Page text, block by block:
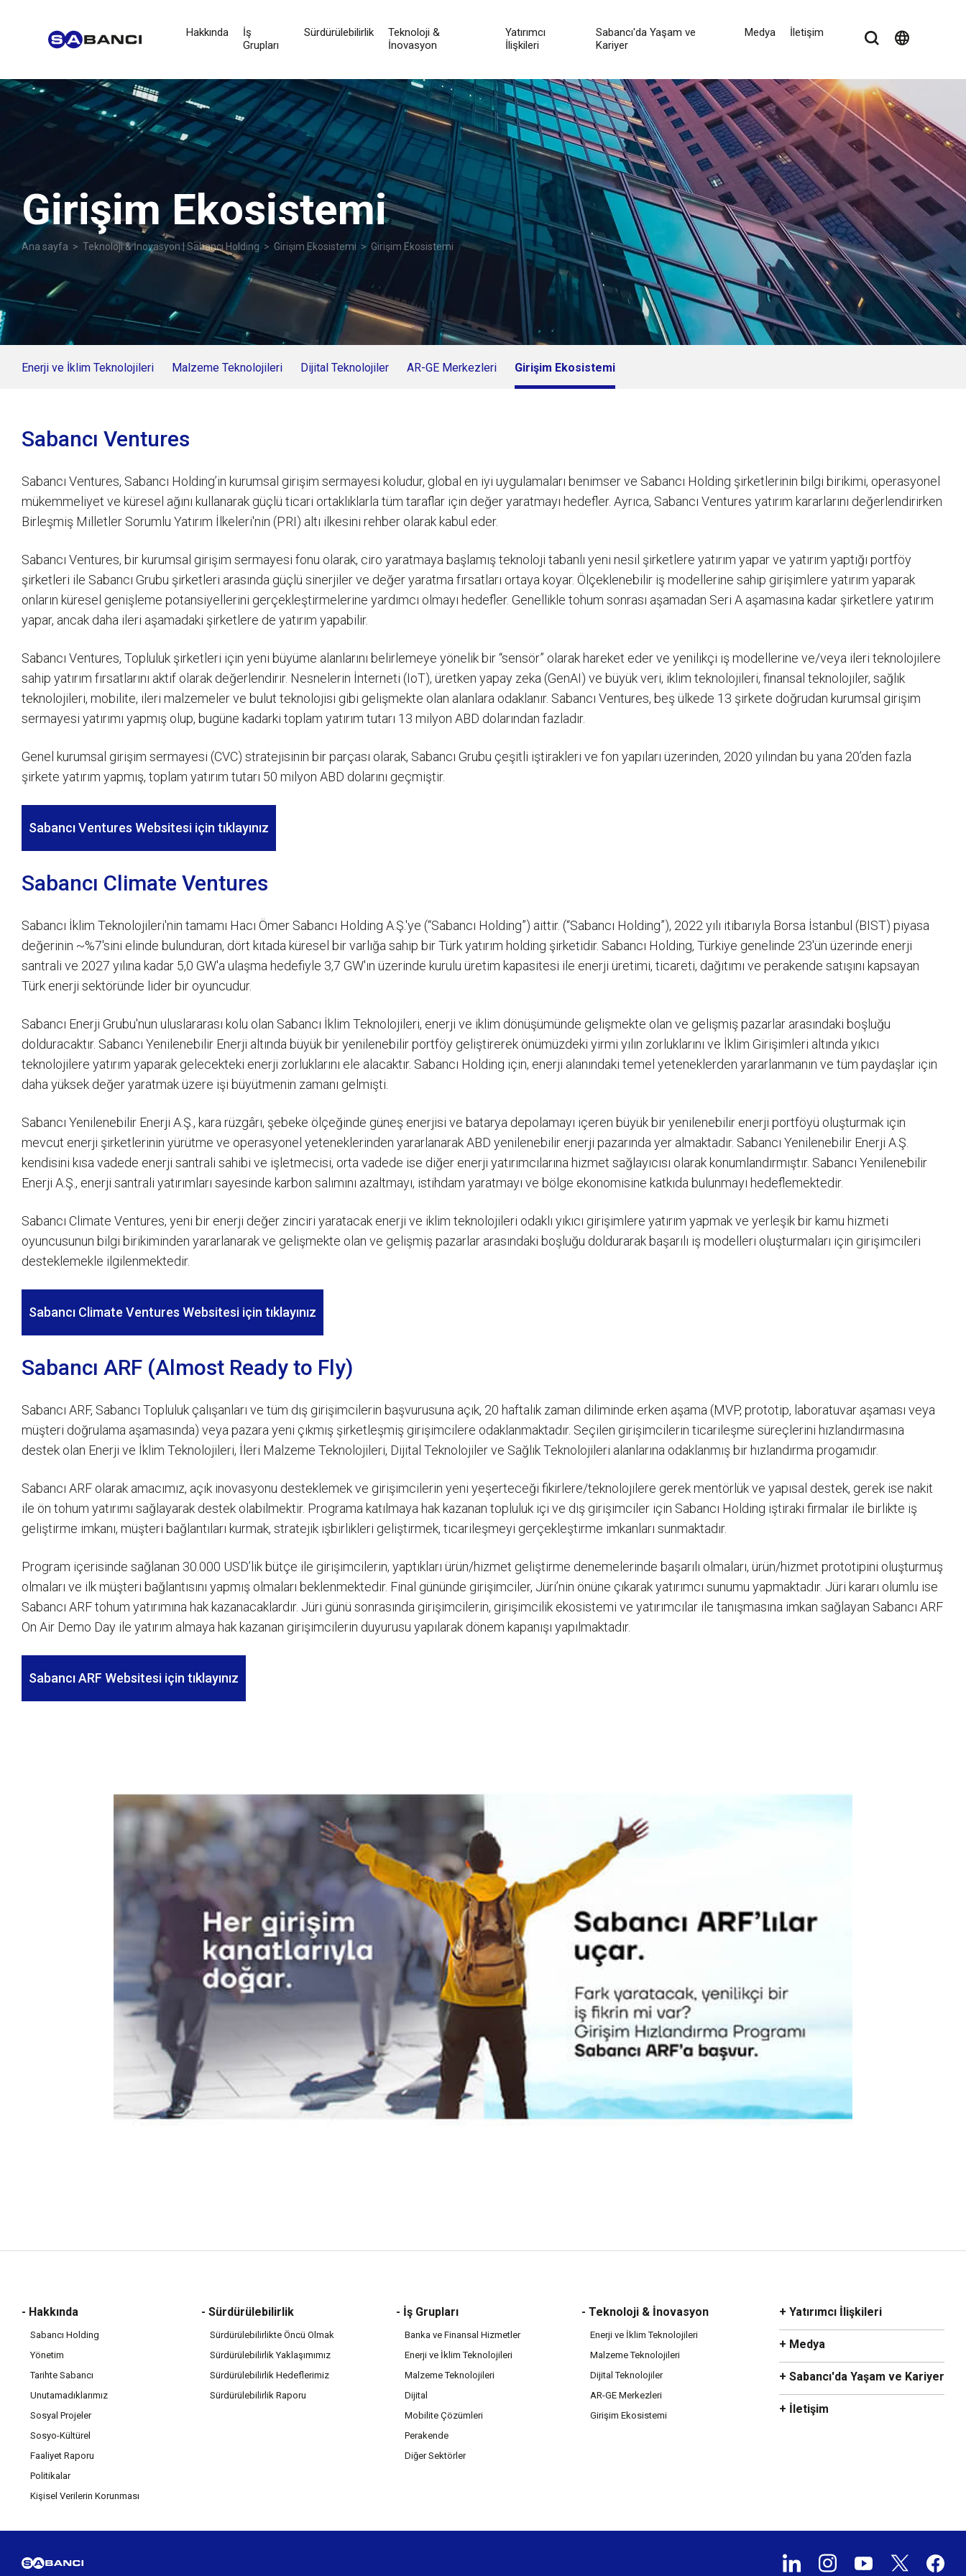
Hakkında
İş
Grupları
Sürdürülebilirlik
Teknoloji &
İnovasyon
Yatırımcı
İlişkileri
Sabancı'da Yaşam ve
Kariyer
Medya İletişim language
Girişim Ekosistemi
Ana sayfa > Teknoloji & İnovasyon | Sabancı Holding > Girişim Ekosistemi > Girişim Ekosistemi
Enerji ve İklim Teknolojileri Malzeme Teknolojileri Dijital Teknolojiler AR-GE Merkezleri Girişim Ekosistemi
Sabancı Ventures
Sabancı Ventures, Sabancı Holding’in kurumsal girişim sermayesi koludur, global en iyi uygulamaları benimser ve Sabancı Holding şirketlerinin bilgi birikimi, operasyonel
mükemmeliyet ve küresel ağını kullanarak güçlü ticari ortaklıklarla tüm taraflar için değer yaratmayı hedefler. Ayrıca, Sabancı Ventures yatırım kararlarını değerlendirirken
Birleşmiş Milletler Sorumlu Yatırım İlkeleri'nin (PRI) altı ilkesini rehber olarak kabul eder.
Sabancı Ventures, bir kurumsal girişim sermayesi fonu olarak, ciro yaratmaya başlamış teknoloji tabanlı yeni nesil şirketlere yatırım yapar ve yatırım yaptığı portföy
şirketleri ile Sabancı Grubu şirketleri arasında güçlü sinerjiler ve değer yaratma fırsatları ortaya koyar. Ölçeklenebilir iş modellerine sahip girişimlere yatırım yaparak
onların küresel genişleme potansiyellerini gerçekleştirmelerine yardımcı olmayı hedefler. Genellikle tohum sonrası aşamadan Seri A aşamasına kadar şirketlere yatırım
yapar, ancak daha ileri aşamadaki şirketlere de yatırım yapabilir.
Sabancı Ventures, Topluluk şirketleri için yeni büyüme alanlarını belirlemeye yönelik bir “sensör” olarak hareket eder ve yenilikçi iş modellerine ve/veya ileri teknolojilere
sahip yatırım fırsatlarını aktif olarak değerlendirir. Nesnelerin İnterneti (IoT), üretken yapay zeka (GenAI) ve büyük veri, iklim teknolojileri, finansal teknolojiler, sağlık
teknolojileri, mobilite, ileri malzemeler ve bulut teknolojisi gibi gelişmekte olan alanlara odaklanır. Sabancı Ventures, beş ülkede 13 şirkete doğrudan kurumsal girişim
sermayesi yatırımı yapmış olup, bugüne kadarki toplam yatırım tutarı 13 milyon ABD dolarından fazladır.
Genel kurumsal girişim sermayesi (CVC) stratejisinin bir parçası olarak, Sabancı Grubu çeşitli iştirakleri ve fon yapıları üzerinden, 2020 yılından bu yana 20’den fazla
şirkete yatırım yapmış, toplam yatırım tutarı 50 milyon ABD dolarını geçmiştir.
Sabancı Ventures Websitesi için tıklayınız
Sabancı Climate Ventures
Sabancı İklim Teknolojileri'nin tamamı Hacı Ömer Sabancı Holding A.Ş.'ye (“Sabancı Holding”) aittir. (“Sabancı Holding”), 2022 yılı itibarıyla Borsa İstanbul (BIST) piyasa
değerinin ~%7'sini elinde bulunduran, dört kıtada küresel bir varlığa sahip bir Türk yatırım holding şirketidir. Sabancı Holding, Türkiye genelinde 23'ün üzerinde enerji
santrali ve 2027 yılına kadar 5,0 GW'a ulaşma hedefiyle 3,7 GW'ın üzerinde kurulu üretim kapasitesi ile enerji üretimi, ticareti, dağıtımı ve perakende satışını kapsayan
Türk enerji sektöründe lider bir oyuncudur.
Sabancı Enerji Grubu'nun uluslararası kolu olan Sabancı İklim Teknolojileri, enerji ve iklim dönüşümünde gelişmekte olan ve gelişmiş pazarlar arasındaki boşluğu
dolduracaktır. Sabancı Yenilenebilir Enerji altında büyük bir yenilenebilir portföy geliştirerek önümüzdeki yirmi yılın zorluklarını ve İklim Girişimleri altında yıkıcı
teknolojilere yatırım yaparak gelecekteki enerji zorluklarını ele alacaktır. Sabancı Holding için, enerji alanındaki temel yeteneklerden yararlanmanın ve tüm paydaşlar için
daha yüksek değer yaratmak üzere işi büyütmenin zamanı gelmişti.
Sabancı Yenilenebilir Enerji A.Ş., kara rüzgârı, şebeke ölçeğinde güneş enerjisi ve batarya depolamayı içeren büyük bir yenilenebilir enerji portföyü oluşturmak için
mevcut enerji şirketlerinin yürütme ve operasyonel yeteneklerinden yararlanarak ABD yenilenebilir enerji pazarında yer almaktadır. Sabancı Yenilenebilir Enerji A.Ş.
kendisini kısa vadede enerji santrali sahibi ve işletmecisi, orta vadede ise diğer enerji yatırımcılarına hizmet sağlayıcısı olarak konumlandırmıştır. Sabancı Yenilenebilir
Enerji A.Ş., enerji santrali yatırımları sayesinde karbon salımını azaltmayı, istihdam yaratmayı ve bölge ekonomisine katkıda bulunmayı hedeflemektedir.
Sabancı Climate Ventures, yeni bir enerji değer zinciri yaratacak enerji ve iklim teknolojileri odaklı yıkıcı girişimlere yatırım yapmak ve yerleşik bir kamu hizmeti
oyuncusunun bilgi birikiminden yararlanarak ve gelişmekte olan ve gelişmiş pazarlar arasındaki boşluğu doldurarak başarılı iş modelleri oluşturmaları için girişimcileri
desteklemekle ilgilenmektedir.
Sabancı Climate Ventures Websitesi için tıklayınız
Sabancı ARF (Almost Ready to Fly)
Sabancı ARF, Sabancı Topluluk çalışanları ve tüm dış girişimcilerin başvurusuna açık, 20 haftalık zaman diliminde erken aşama (MVP, prototip, laboratuvar aşaması veya
müşteri doğrulama aşamasında) veya pazara yeni çıkmış şirketleşmiş girişimcilere odaklanmaktadır. Seçilen girişimcilerin ticarileşme süreçlerini hızlandırmasına
destek olan Enerji ve İklim Teknolojileri, İleri Malzeme Teknolojileri, Dijital Teknolojiler ve Sağlık Teknolojileri alanlarına odaklanmış bir hızlandırma progamıdır.
Sabancı ARF olarak amacımız, açık inovasyonu desteklemek ve girişimcilerin yeni yeşerteceği fikirlere/teknolojilere gerek mentörlük ve yapısal destek, gerek ise nakit
ile ön tohum yatırımı sağlayarak destek olabilmektir. Programa katılmaya hak kazanan topluluk içi ve dış girişimciler için Sabancı Holding iştiraki firmalar ile birlikte iş
geliştirme imkanı, müşteri bağlantıları kurmak, stratejik işbirlikleri geliştirmek, ticarileşmeyi gerçekleştirme imkanları sunmaktadır.
Program içerisinde sağlanan 30.000 USD’lik bütçe ile girişimcilerin, yaptıkları ürün/hizmet geliştirme denemelerinde başarılı olmaları, ürün/hizmet prototipini oluşturmuş
olmaları ve ilk müşteri bağlantısını yapmış olmaları beklenmektedir. Final gününde girişimciler, Jüri’nin önüne çıkarak yatırımcı sunumu yapmaktadır. Jüri kararı olumlu ise
Sabancı ARF tohum yatırımına hak kazanacaklardır. Jüri günü sonrasında girişimcilerin, girişimcilik ekosistemi ve yatırımcılar ile tanışmasına imkan sağlayan Sabancı ARF
On Air Demo Day ile yatırım almaya hak kazanan girişimcilerin duyurusu yapılarak dönem kapanışı yapılmaktadır.
Sabancı ARF Websitesi için tıklayınız
- Hakkında
Sabancı Holding
Yönetim
Tarihte Sabancı
Unutamadıklarımız
Sosyal Projeler
Sosyo-Kültürel
Faaliyet Raporu
Politikalar
Kişisel Verilerin Korunması
- Sürdürülebilirlik
Sürdürülebilirlikte Öncü Olmak
Sürdürülebilirlik Yaklaşımımız
Sürdürülebilirlik Hedeflerimiz
Sürdürülebilirlik Raporu
- İş Grupları
Banka ve Finansal Hizmetler
Enerji ve İklim Teknolojileri
Malzeme Teknolojileri
Dijital
Mobilite Çözümleri
Perakende
Diğer Sektörler
- Teknoloji & İnovasyon
Enerji ve İklim Teknolojileri
Malzeme Teknolojileri
Dijital Teknolojiler
AR-GE Merkezleri
Girişim Ekosistemi
+ Yatırımcı İlişkileri
+ Medya
+ Sabancı'da Yaşam ve Kariyer
+ İletişim